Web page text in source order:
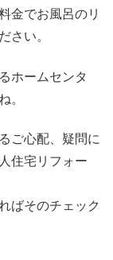
金でお風呂のリ
さい。
ホームセンタ
。
ご心配、疑問に
住宅リフォー
ばそのチェック